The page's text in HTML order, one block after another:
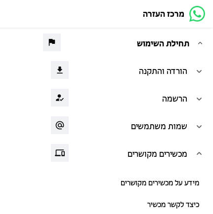
מרכז העזרה
תחילת השימוש
הורדה והתקנה
הרשמה
שמות משתמשים
מכשירים מקושרים
מידע על מכשירים מקושרים
כיצד לקשר מכשיר